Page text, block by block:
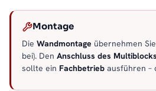
Montage
Die Wandmontage übernehmen
bei). Den Anschluss des
sollte ein Fachbetrieb ausführen –